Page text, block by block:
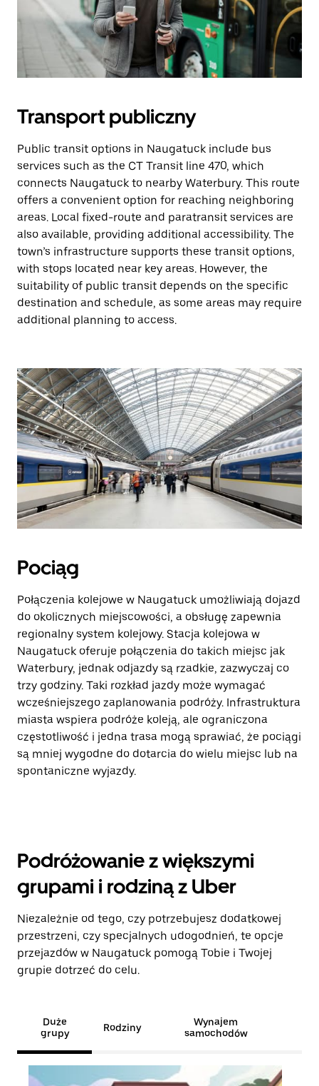
Transport publiczny
Public transit options in Naugatuck include bus
services such as the CT Transit line 470, which
connects Naugatuck to nearby Waterbury. This route
offers a convenient option for reaching neighboring
areas. Local fixed-route and paratransit services are
also available, providing additional accessibility. The
town’s infrastructure supports these transit options,
with stops located near key areas. However, the
suitability of public transit depends on the specific
destination and schedule, as some areas may require
additional planning to access.
Pociąg
Połączenia kolejowe w Naugatuck umożliwiają dojazd
do okolicznych miejscowości, a obsługę zapewnia
regionalny system kolejowy. Stacja kolejowa w
Naugatuck oferuje połączenia do takich miejsc jak
Waterbury, jednak odjazdy są rzadkie, zazwyczaj co
trzy godziny. Taki rozkład jazdy może wymagać
wcześniejszego zaplanowania podróży. Infrastruktura
miasta wspiera podróże koleją, ale ograniczona
częstotliwość i jedna trasa mogą sprawiać, że pociągi
są mniej wygodne do dotarcia do wielu miejsc lub na
spontaniczne wyjazdy.
Podróżowanie z większymi
grupami i rodziną z Uber
Niezależnie od tego, czy potrzebujesz dodatkowej
przestrzeni, czy specjalnych udogodnień, te opcje
przejazdów w Naugatuck pomogą Tobie i Twojej
grupie dotrzeć do celu.
Duże
grupy
Rodziny
Wynajem
samochodów